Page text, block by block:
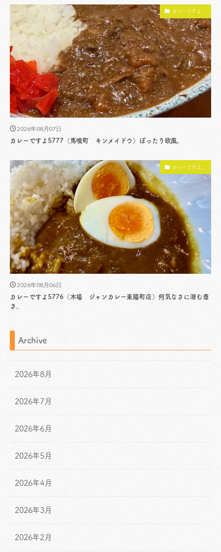
カレーですよ。
2026年08月07日
カレーですよ5777（馬喰町 キンメイドウ）ぽったり欧風。
カレーですよ。
2026年08月06日
カレーですよ5776（木場 ジャンカレー東陽町店）何気なさに潜む尊
さ。
Archive
2026年8月
2026年7月
2026年6月
2026年5月
2026年4月
2026年3月
2026年2月